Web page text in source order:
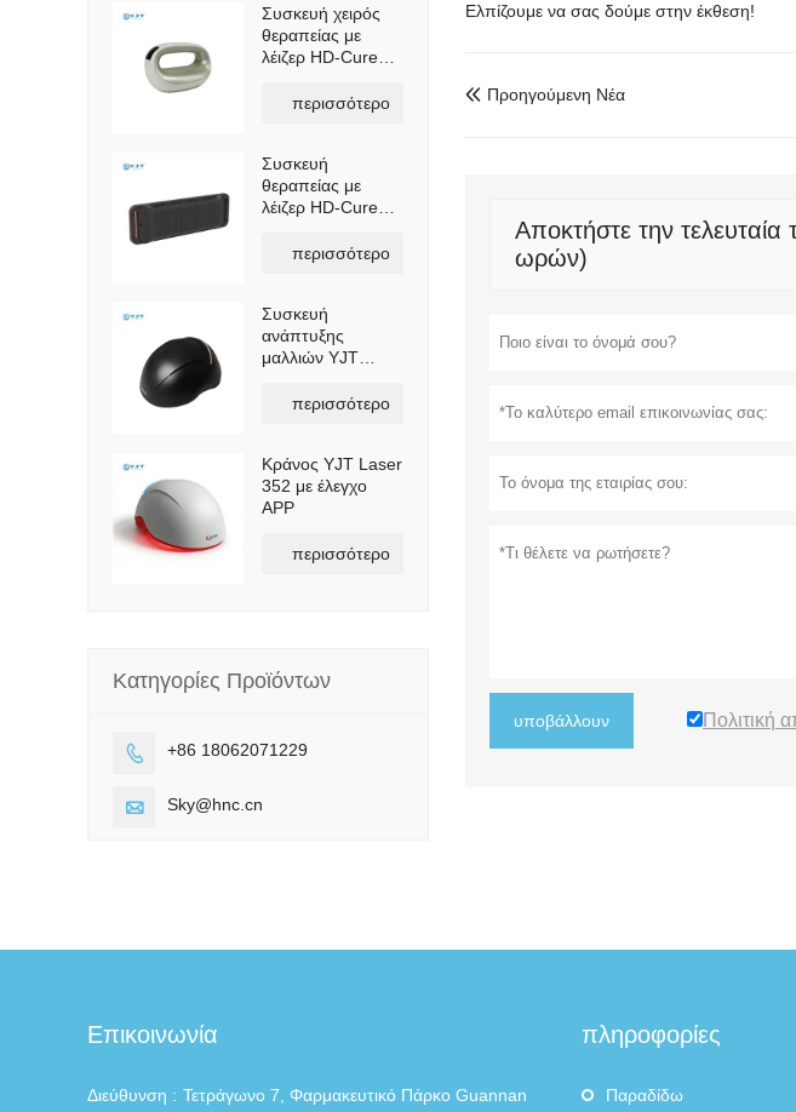
Ελπίζουμε να σας δούμε στην έκθεση!
 Προηγούμενη Νέα
Αποκτήστε την
ωρών)
υποβάλλουν Πολιτική
Συσκευή χειρός
θεραπείας με
λέιζερ HD-Cure
ανακούφισης
εξαιρετικά μήκους
κύματος OEM
περισσότερο
Συσκευή
θεραπείας με
λέιζερ HD-Cure
χαμηλής στάθμης
για ανακούφιση
από τον πόνο και
ανάρρωση
περισσότερο
Συσκευή
ανάπτυξης
μαλλιών YJT
περισσότερο
Κράνος YJT Laser
352 με έλεγχο
APP
περισσότερο
Κατηγορίες Προϊόντων
 +86 18062071229
 Sky@hnc.cn
Επικοινωνία
Διεύθυνση : Τετράγωνο 7, Φαρμακευτικό Πάρκο Guannan
πληροφορίες
Παραδίδω